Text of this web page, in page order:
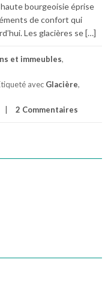
bourgeoisie éprise
de confort qui
Les glacières se […]
et immeubles,
avec Glacière,
2 Commentaires